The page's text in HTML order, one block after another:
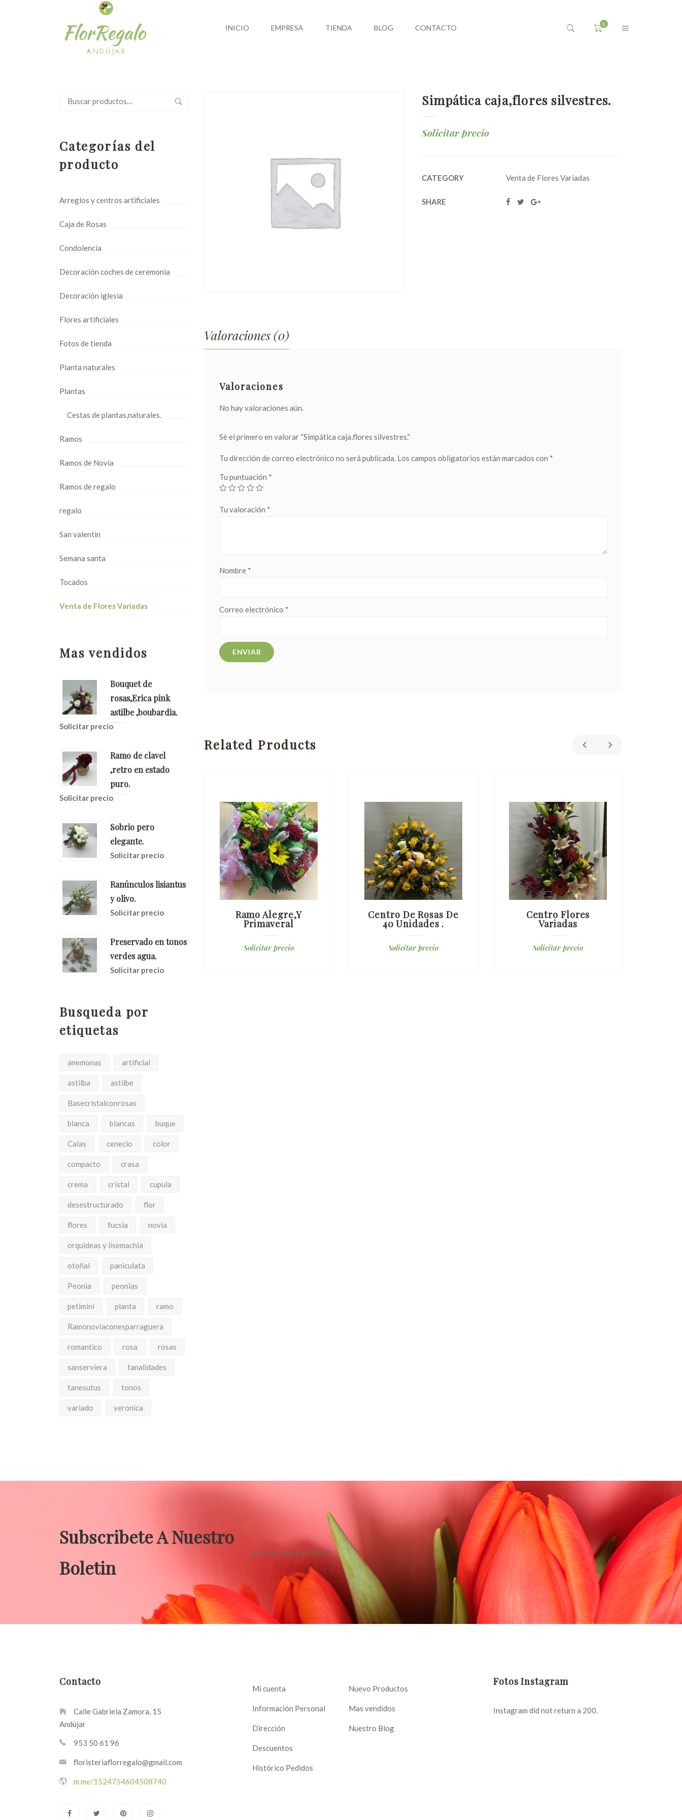
INICIO EMPRESA TIENDA BLOG CONTACTO
Buscar
Categorías del
producto
Arreglos y centros artificiales
Caja de Rosas
Condolencia
Decoración coches de ceremonia
Decoración iglesia
Flores artificiales
Fotos de tienda
Planta naturales
Plantas
Cestas de plantas,naturales.
Ramos
Ramos de Novia
Ramos de regalo
regalo
San valentin
Semana santa
Tocados
Venta de Flores Variadas
Mas vendidos
Bouquet de
rosas,Erica pink
astilbe ,boubardia.
Solicitar precio
Ramo de clavel
,retro en estado
puro.
Solicitar precio
Sobrio pero
elegante.
Solicitar precio
Ranúnculos lisiantus
y olivo.
Solicitar precio
Preservado en tonos
verdes agua.
Solicitar precio
Busqueda por
etiquetas
anemonas artificial
astilba astilbe
Basecristalconrosas
blanca blancas buque
Calas cenecio color
compacto crasa
crema cristal cupula
desestructurado flor
flores fucsia novia
orquideas y lisemachia
otoñal paniculata
Peonia peonias
petimini planta ramo
Ramonoviaconesparraguera
romantico rosa rosas
sanserviera tanalidades
tanesutus tonos
variado veronica
Simpática caja,flores silvestres.
Solicitar precio
CATEGORY Venta de Flores Variadas
SHARE
Valoraciones (0)
Valoraciones
No hay valoraciones aún.
Sé el primero en valorar “Simpática caja,flores silvestres.”
Tu dirección de correo electrónico no será publicada. Los campos obligatorios están marcados con *
Tu puntuación *
Tu valoración *
Nombre *
Correo electrónico *
Related Products
Ramo De Regalo De
Solicitar precio
Ramo Alegre,y
Primaveral
Solicitar precio
Centro De Rosas De
40 Unidades .
Solicitar precio
Centro Flores
Variadas
Solicitar precio
Subscribete A Nuestro
Boletin
[mc4wp_form id="185"]
Contacto
Calle Gabriela Zamora, 15
Andújar
953 50 61 96
floristeriaflorregalo@gmail.com
m.me/1524754604508740
Mi cuenta
Información Personal
Dirección
Descuentos
Histórico Pedidos
Nuevo Productos
Mas vendidos
Nuestro Blog
Fotos Instagram
Instagram did not return a 200.